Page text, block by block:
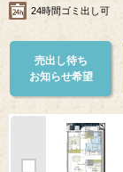
24時間ゴミ出し可
売出し待ち
お知らせ希望